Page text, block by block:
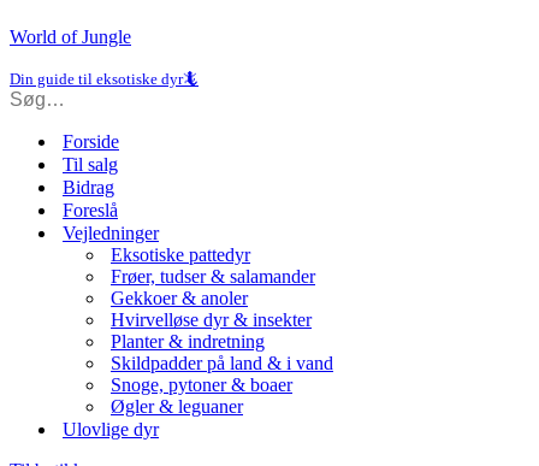
World of Jungle
Din guide til eksotiske dyr🦎
Forside
Til salg
Bidrag
Foreslå
Vejledninger
Eksotiske pattedyr
Frøer, tudser & salamander
Gekkoer & anoler
Hvirvelløse dyr & insekter
Planter & indretning
Skildpadder på land & i vand
Snoge, pytoner & boaer
Øgler & leguaner
Ulovlige dyr